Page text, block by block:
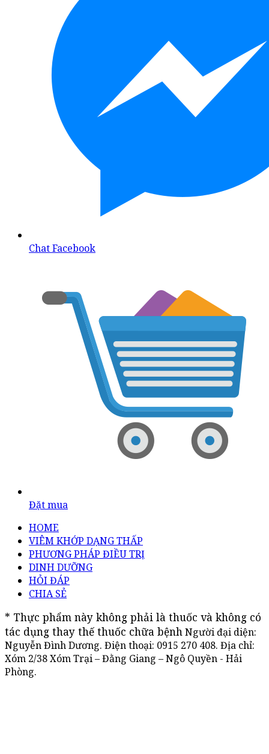
Chat Facebook
Đặt mua
HOME
VIÊM KHỚP DẠNG THẤP
PHƯƠNG PHÁP ĐIỀU TRỊ
DINH DƯỠNG
HỎI ĐÁP
CHIA SẺ
* Thực phẩm này không phải là thuốc và không có
tác dụng thay thế thuốc chữa bệnh Người đại diện:
Nguyễn Đình Dương. Điện thoại: 0915 270 408. Địa chỉ:
Xóm 2/38 Xóm Trại – Đằng Giang – Ngô Quyền - Hải
Phòng.